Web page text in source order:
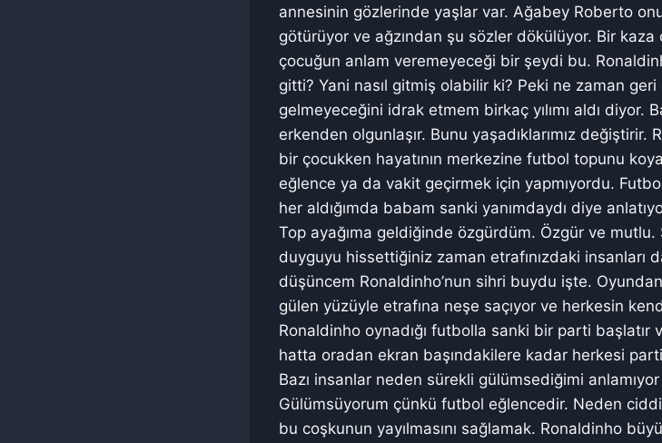
annesinin gözlerinde yaşlar var. Ağabey Roberto
götürüyor ve ağzından şu sözler dökülüyor. Bir
çocuğun anlam veremeyeceği bir şeydi bu.
gitti? Yani nasıl gitmiş olabilir ki? Peki ne zaman
gelmeyeceğini idrak etmem birkaç yılımı aldı diyor.
erkenden olgunlaşır. Bunu yaşadıklarımız
bir çocukken hayatının merkezine futbol topunu
eğlence ya da vakit geçirmek için yapmıyordu.
her aldığımda babam sanki yanımdaydı diye
Top ayağıma geldiğinde özgürdüm. Özgür ve
duyguyu hissettiğiniz zaman etrafınızdaki insanları
düşüncem Ronaldinho’nun sihri buydu işte.
gülen yüzüyle etrafına neşe saçıyor ve herkesin
Ronaldinho oynadığı futbolla sanki bir parti başlatır
hatta oradan ekran başındakilere kadar herkesi
Bazı insanlar neden sürekli gülümsediğimi
Gülümsüyorum çünkü futbol eğlencedir. Neden
bu coşkunun yayılmasını sağlamak. Ronaldinho